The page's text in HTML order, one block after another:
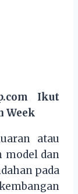
Ikut
Week
atau
model dan
pada